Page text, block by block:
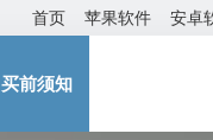
首页 苹果软件 安卓
买前须知